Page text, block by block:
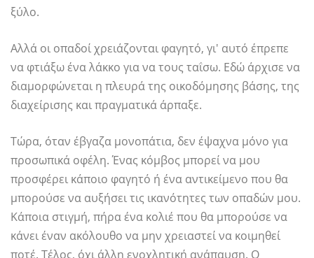
ξύλο.
Αλλά οι οπαδοί χρειάζονται φαγητό, γι' αυτό έπρεπε
να φτιάξω ένα λάκκο για να τους ταΐσω. Εδώ άρχισε να
διαμορφώνεται η πλευρά της οικοδόμησης βάσης, της
διαχείρισης και πραγματικά άρπαξε.
Τώρα, όταν έβγαζα μονοπάτια, δεν έψαχνα μόνο για
προσωπικά οφέλη. Ένας κόμβος μπορεί να μου
προσφέρει κάποιο φαγητό ή ένα αντικείμενο που θα
μπορούσε να αυξήσει τις ικανότητες των οπαδών μου.
Κάποια στιγμή, πήρα ένα κολιέ που θα μπορούσε να
κάνει έναν ακόλουθο να μην χρειαστεί να κοιμηθεί
ποτέ. Τέλος, όχι άλλη ενοχλητική ανάπαυση. Ο